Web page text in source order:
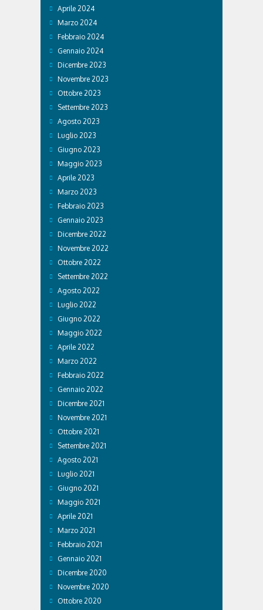
Aprile 2024
Marzo 2024
Febbraio 2024
Gennaio 2024
Dicembre 2023
Novembre 2023
Ottobre 2023
Settembre 2023
Agosto 2023
Luglio 2023
Giugno 2023
Maggio 2023
Aprile 2023
Marzo 2023
Febbraio 2023
Gennaio 2023
Dicembre 2022
Novembre 2022
Ottobre 2022
Settembre 2022
Agosto 2022
Luglio 2022
Giugno 2022
Maggio 2022
Aprile 2022
Marzo 2022
Febbraio 2022
Gennaio 2022
Dicembre 2021
Novembre 2021
Ottobre 2021
Settembre 2021
Agosto 2021
Luglio 2021
Giugno 2021
Maggio 2021
Aprile 2021
Marzo 2021
Febbraio 2021
Gennaio 2021
Dicembre 2020
Novembre 2020
Ottobre 2020